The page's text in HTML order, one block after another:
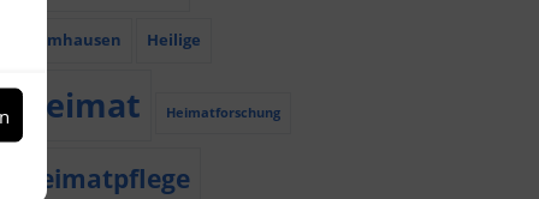
Haimhausen Heilige
Heimat Heimatforschung
Heimatpflege